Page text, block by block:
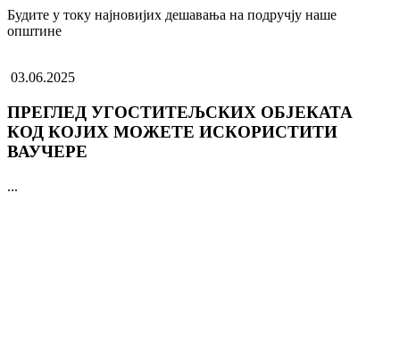
Будите у току најновијих дешавања на подручју наше
општине
03.06.2025
ПРЕГЛЕД УГОСТИТЕЉСКИХ ОБЈЕКАТА
КОД КОЈИХ МОЖЕТЕ ИСКОРИСТИТИ
ВАУЧЕРЕ
...